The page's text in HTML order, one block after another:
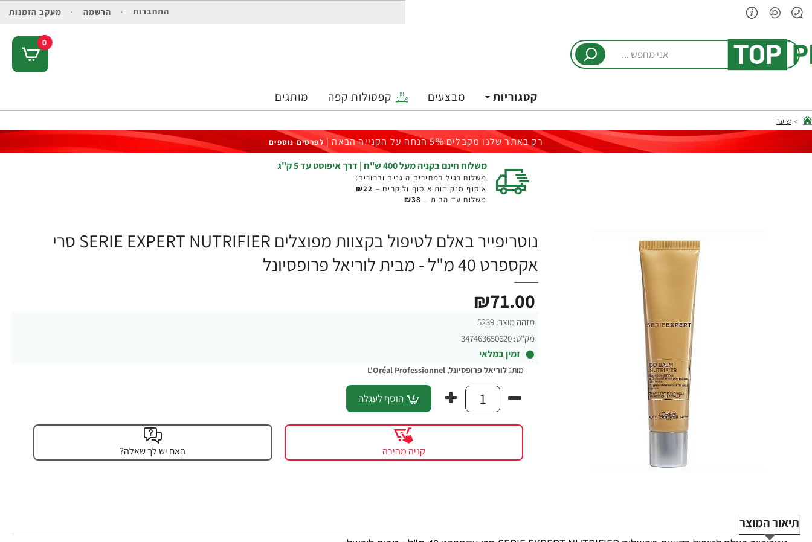
התחברות הרשמה מעקב הזמנות
מחפש
0
קטגוריות מבצעים קפסולות קפה מותגים
home
שיער
רק באתר שלנו מקבלים 5% הנחה על הקנייה הבאה | לפרטים נוספים
משלוח חינם בקניה מעל 400 ש"ח | דרך איפוסט עד 5 ק"ג
משלוח רגיל במחירים הוגנים וברורים:
איסוף מנקודות איסוף ולוקרים – ₪22
משלוח עד הבית – ₪38
נוטריפייר באלם לטיפול בקצוות מפוצלים SERIE EXPERT NUTRIFIER סרי
אקספרט 40 מ"ל - מבית לוריאל פרופסיונל
מזהה מוצר: 5239
מק"ט: 347463650620
זמין במלאי
₪71.00
מותגלוריאל פרופסיונל,
L'Oréal Professionnel
הוסף לעגלה
קניה מהירה האם יש לך שאלה?
תיאור המוצר